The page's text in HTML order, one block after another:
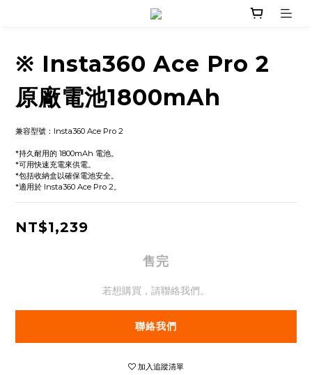
※ Insta360 Ace Pro 2
原廠電池1800mAh
兼容型號：Insta360 Ace Pro 2
*持久耐用的 1800mAh 電池。
*可用快速充電來供電。
*包括收納盒以確保電池安全。
*適用於 Insta360 Ace Pro 2。
NT$1,239
售完
若想購買，請聯絡我們。
聯絡我們
加入追蹤清單